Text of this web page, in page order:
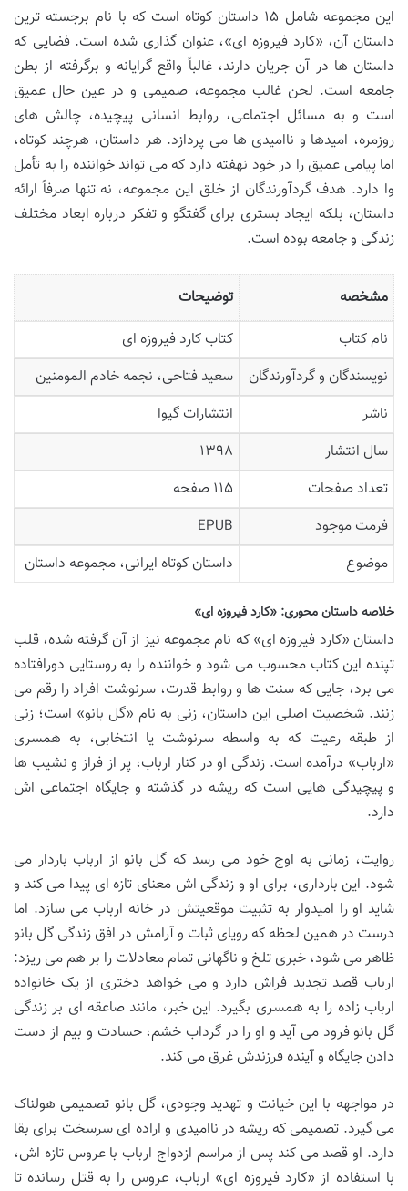
این مجموعه شامل ۱۵ داستان کوتاه است که با نام برجسته ترین
داستان آن، «کارد فیروزه ای»، عنوان گذاری شده است. فضایی که
داستان ها در آن جریان دارند، غالباً واقع گرایانه و برگرفته از بطن
جامعه است. لحن غالب مجموعه، صمیمی و در عین حال عمیق
است و به مسائل اجتماعی، روابط انسانی پیچیده، چالش های
روزمره، امیدها و ناامیدی ها می پردازد. هر داستان، هرچند کوتاه،
اما پیامی عمیق را در خود نهفته دارد که می تواند خواننده را به تأمل
وا دارد. هدف گردآورندگان از خلق این مجموعه، نه تنها صرفاً ارائه
داستان، بلکه ایجاد بستری برای گفتگو و تفکر درباره ابعاد مختلف
زندگی و جامعه بوده است.
مشخصه
توضیحات
نام کتاب
کتاب کارد فیروزه ای
نویسندگان و گردآورندگان
سعید فتاحی، نجمه خادم المومنین
ناشر
انتشارات گیوا
سال انتشار
۱۳۹۸
تعداد صفحات
۱۱۵ صفحه
فرمت موجود
EPUB
موضوع
داستان کوتاه ایرانی، مجموعه داستان
خلاصه داستان محوری: «کارد فیروزه ای»
داستان «کارد فیروزه ای» که نام مجموعه نیز از آن گرفته شده، قلب
تپنده این کتاب محسوب می شود و خواننده را به روستایی دورافتاده
می برد، جایی که سنت ها و روابط قدرت، سرنوشت افراد را رقم می
زنند. شخصیت اصلی این داستان، زنی به نام «گل بانو» است؛ زنی
از طبقه رعیت که به واسطه سرنوشت یا انتخابی، به همسری
«ارباب» درآمده است. زندگی او در کنار ارباب، پر از فراز و نشیب ها
و پیچیدگی هایی است که ریشه در گذشته و جایگاه اجتماعی اش
دارد.
روایت، زمانی به اوج خود می رسد که گل بانو از ارباب باردار می
شود. این بارداری، برای او و زندگی اش معنای تازه ای پیدا می کند و
شاید او را امیدوار به تثبیت موقعیتش در خانه ارباب می سازد. اما
درست در همین لحظه که رویای ثبات و آرامش در افق زندگی گل بانو
ظاهر می شود، خبری تلخ و ناگهانی تمام معادلات را بر هم می ریزد:
ارباب قصد تجدید فراش دارد و می خواهد دختری از یک خانواده
ارباب زاده را به همسری بگیرد. این خبر، مانند صاعقه ای بر زندگی
گل بانو فرود می آید و او را در گرداب خشم، حسادت و بیم از دست
دادن جایگاه و آینده فرزندش غرق می کند.
در مواجهه با این خیانت و تهدید وجودی، گل بانو تصمیمی هولناک
می گیرد. تصمیمی که ریشه در ناامیدی و اراده ای سرسخت برای بقا
دارد. او قصد می کند پس از مراسم ازدواج ارباب با عروس تازه اش،
با استفاده از «کارد فیروزه ای» ارباب، عروس را به قتل رسانده تا